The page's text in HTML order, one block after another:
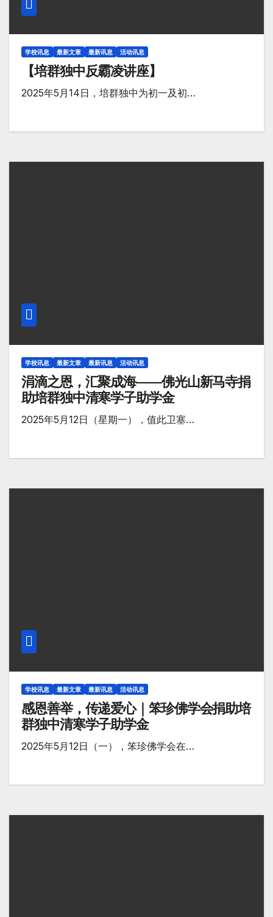
学校讯息 最新文章 最新讯息 活动讯息
【培群独中反霸凌讲座】
2025年5月14日，培群独中为初一及初…
学校讯息 最新文章 最新讯息 活动讯息
涓滴之恩，汇聚成海——佛光山新马寺捐
助培群独中清寒学子助学金
2025年5月12日（星期一），值此卫塞…
学校讯息 最新文章 最新讯息 活动讯息
感恩善举，传递爱心｜笨珍佛学会捐助培
群独中清寒学子助学金
2025年5月12日（一），笨珍佛学会在…